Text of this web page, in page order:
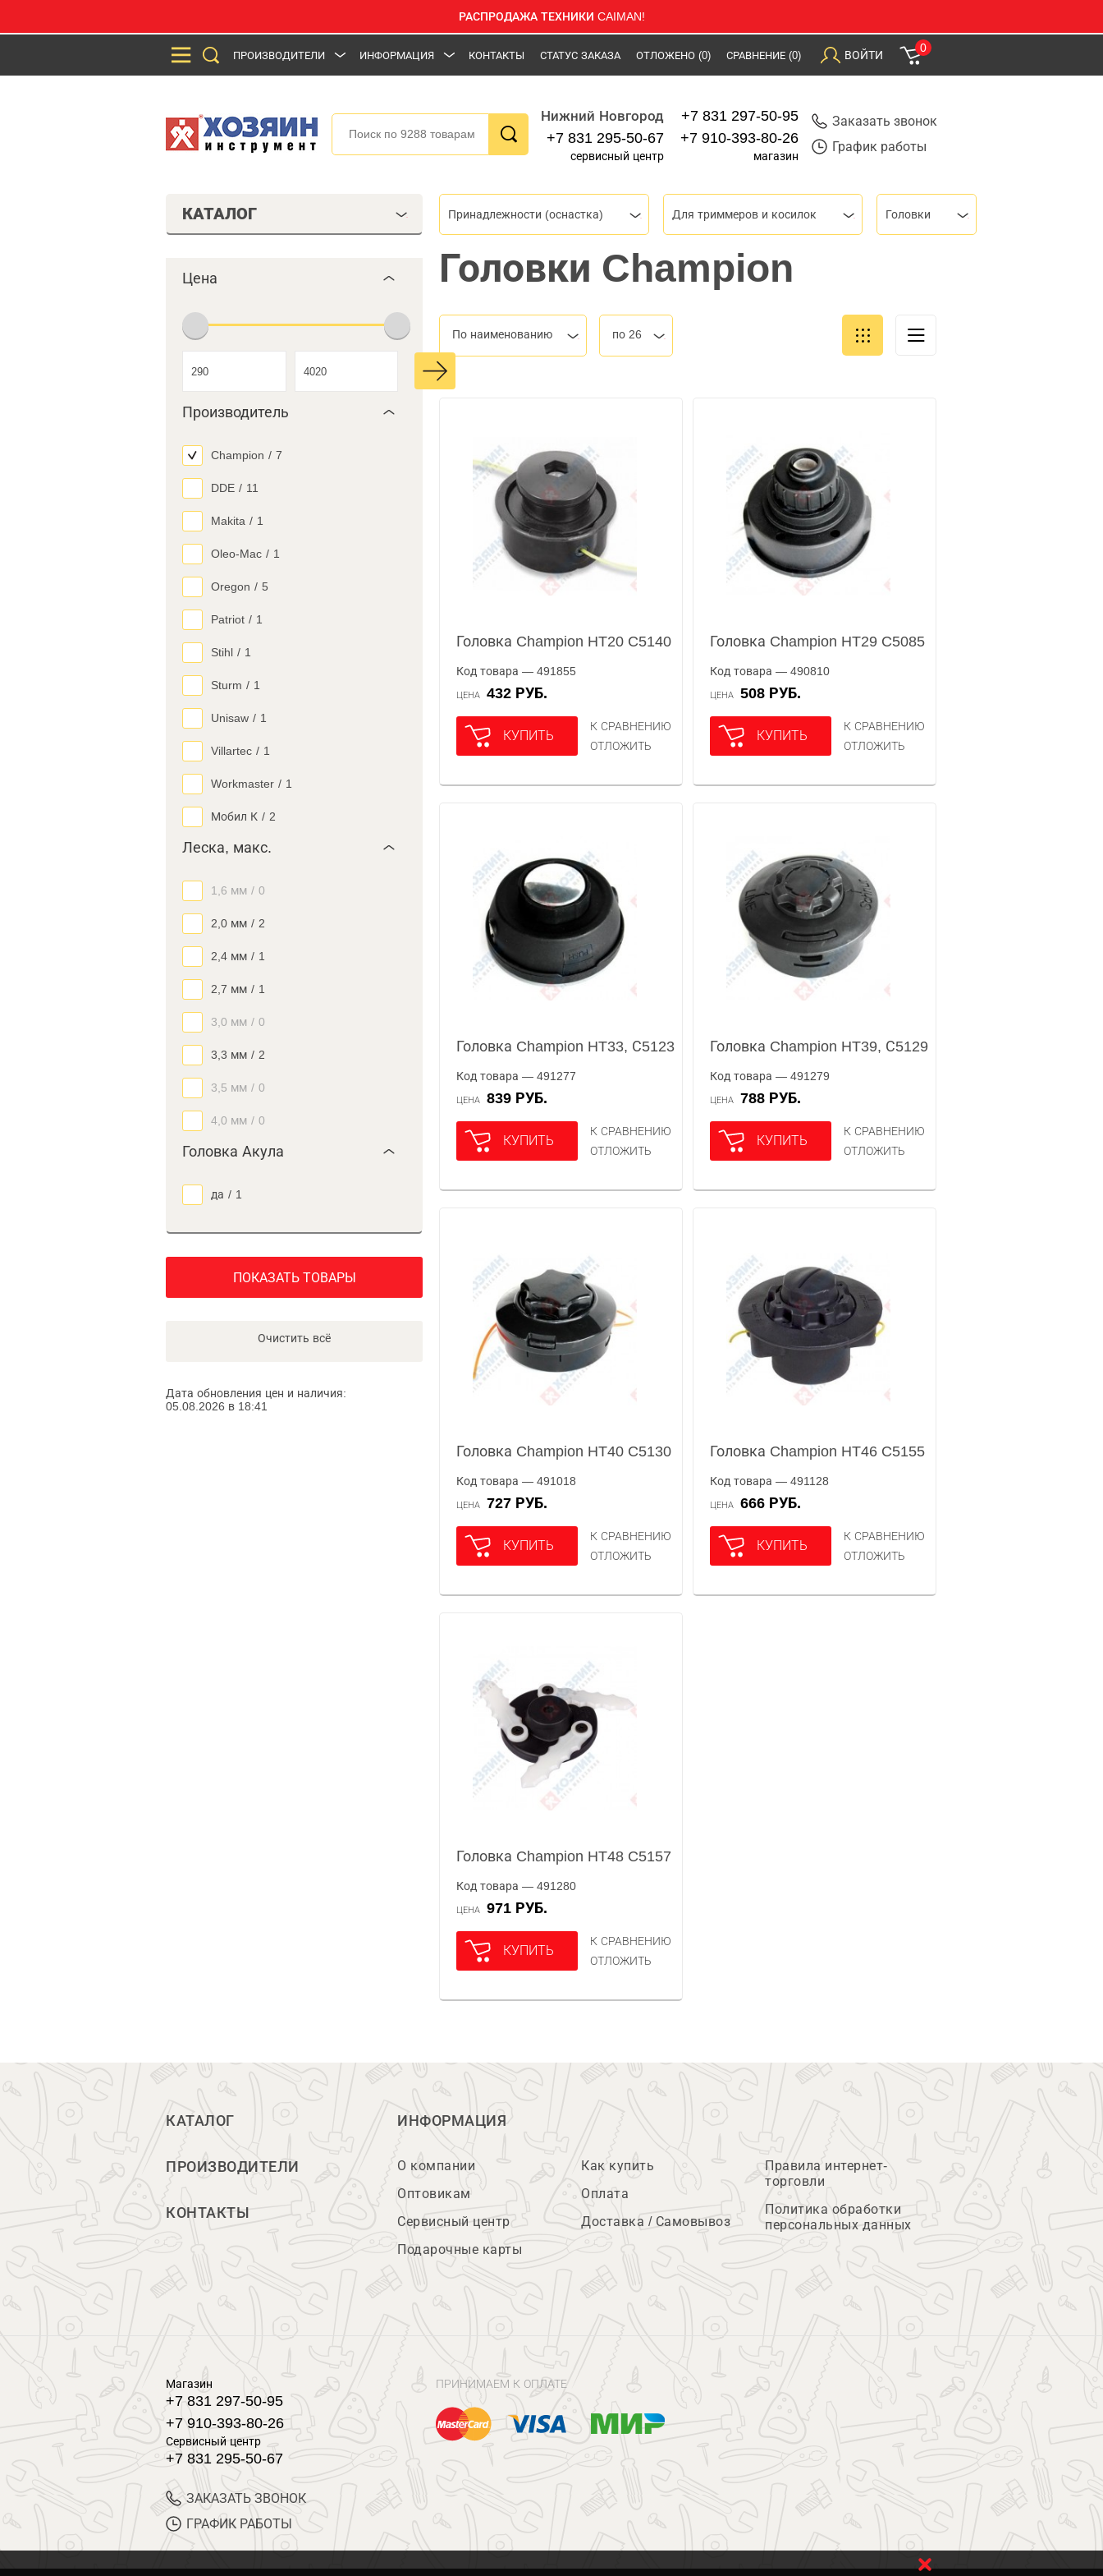
РАСПРОДАЖА ТЕХНИКИ CAIMAN!
ПРОИЗВОДИТЕЛИ ИНФОРМАЦИЯ КОНТАКТЫ СТАТУС ЗАКАЗА ОТЛОЖЕНО (0) СРАВНЕНИЕ (0) ВОЙТИ
0
Нижний Новгород
+7 831 295-50-67
сервисный центр
+7 831 297-50-95
+7 910-393-80-26
магазин
Заказать звонок
График работы
КАТАЛОГ
Цена
Производитель
Champion / 7
DDE / 11
Makita / 1
Oleo-Mac / 1
Oregon / 5
Patriot / 1
Stihl / 1
Sturm / 1
Unisaw / 1
Villartec / 1
Workmaster / 1
Мобил К / 2
Леска, макс.
1,6 мм / 0
2,0 мм / 2
2,4 мм / 1
2,7 мм / 1
3,0 мм / 0
3,3 мм / 2
3,5 мм / 0
4,0 мм / 0
Головка Акула
да / 1
ПОКАЗАТЬ ТОВАРЫ
Очистить всё
Дата обновления цен и наличия:
05.08.2026 в 18:41
Принадлежности (оснастка) Для триммеров и косилок Головки
Головки Champion
По наименованию по 26
Головка Champion HT20 C5140
Код товара — 491855
ЦЕНА 432 РУБ.
КУПИТЬ
К СРАВНЕНИЮ
ОТЛОЖИТЬ
Головка Champion HT29 C5085
Код товара — 490810
ЦЕНА 508 РУБ.
КУПИТЬ
К СРАВНЕНИЮ
ОТЛОЖИТЬ
Головка Champion HT33, С5123
Код товара — 491277
ЦЕНА 839 РУБ.
КУПИТЬ
К СРАВНЕНИЮ
ОТЛОЖИТЬ
Головка Champion HT39, С5129
Код товара — 491279
ЦЕНА 788 РУБ.
КУПИТЬ
К СРАВНЕНИЮ
ОТЛОЖИТЬ
Головка Champion HT40 C5130
Код товара — 491018
ЦЕНА 727 РУБ.
КУПИТЬ
К СРАВНЕНИЮ
ОТЛОЖИТЬ
Головка Champion HT46 C5155
Код товара — 491128
ЦЕНА 666 РУБ.
КУПИТЬ
К СРАВНЕНИЮ
ОТЛОЖИТЬ
Головка Champion HT48 C5157
Код товара — 491280
ЦЕНА 971 РУБ.
КУПИТЬ
К СРАВНЕНИЮ
ОТЛОЖИТЬ
КАТАЛОГ
ПРОИЗВОДИТЕЛИ
КОНТАКТЫ
ИНФОРМАЦИЯ
О компании
Оптовикам
Сервисный центр
Подарочные карты
Как купить
Оплата
Доставка / Самовывоз
Правила интернет-
торговли
Политика обработки
персональных данных
Магазин
+7 831 297-50-95
+7 910-393-80-26
Сервисный центр
+7 831 295-50-67
ЗАКАЗАТЬ ЗВОНОК
ГРАФИК РАБОТЫ
ПРИНИМАЕМ К ОПЛАТЕ